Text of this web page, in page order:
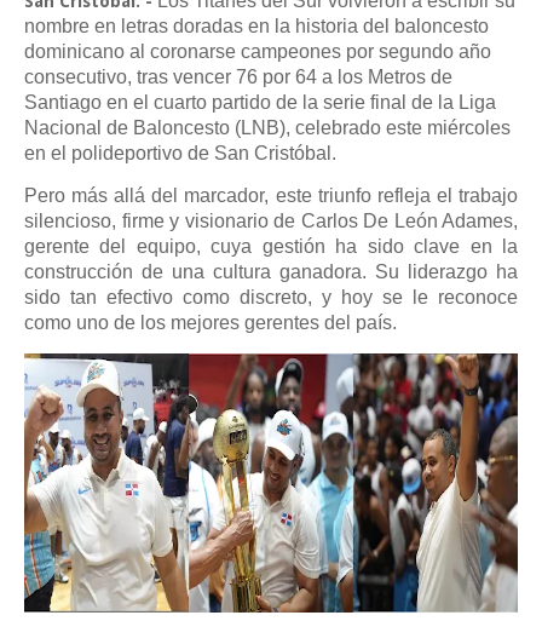
nombre en letras doradas en la historia del baloncesto
dominicano al coronarse campeones por segundo año
consecutivo, tras vencer 76 por 64 a los Metros de
Santiago en el cuarto partido de la serie final de la Liga
Nacional de Baloncesto (LNB), celebrado este miércoles
en el polideportivo de San Cristóbal.
Pero más allá del marcador, este triunfo refleja el trabajo
silencioso, firme y visionario de Carlos De León Adames,
gerente del equipo, cuya gestión ha sido clave en la
construcción de una cultura ganadora. Su liderazgo ha
sido tan efectivo como discreto, y hoy se le reconoce
como uno de los mejores gerentes del país.